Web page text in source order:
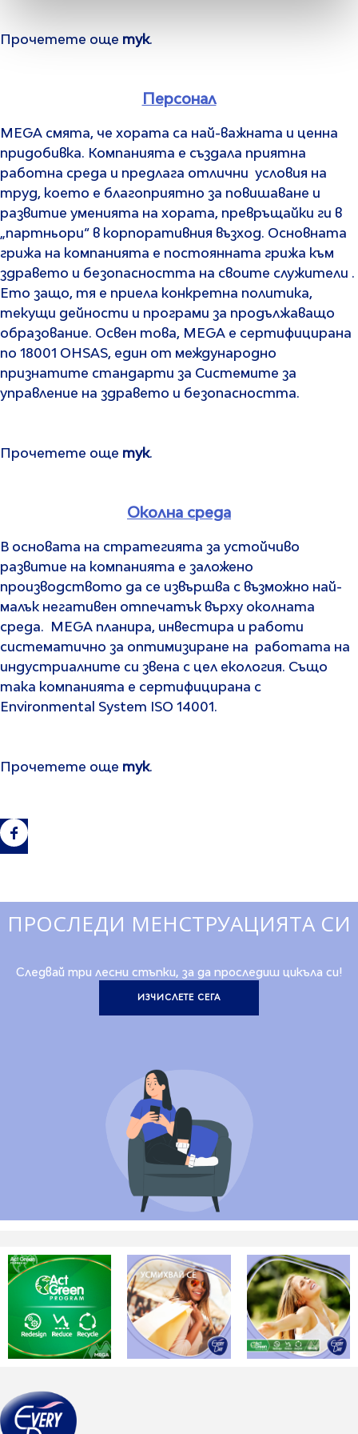
Прочетете още тук.
Персонал
MEGA смята, че хората са най-важната и ценна
придобивка. Компанията е създала приятна
работна среда и предлага отлични условия на
труд, което е благоприятно за повишаване и
развитие уменията на хората, превръщайки ги в
„партньори“ в корпоративния възход. Основната
грижа на компанията е постоянната грижа към
здравето и безопасността на своите служители .
Ето защо, тя е приела конкретна политика,
текущи дейности и програми за продължаващо
образование. Освен това, MEGA е сертифицирана
по 18001 OHSAS, един от международно
признатите стандарти за Системите за
управление на здравето и безопасността.
Прочетете още тук.
Околна среда
В основата на стратегията за устойчиво
развитие на компанията е заложено
производството да се извършва с възможно най-
малък негативен отпечатък върху околната
среда. MEGA планира, инвестира и работи
систематично за оптимизиране на работата на
индустриалните си звена с цел екология. Също
така компанията е сертифицирана с
Environmental System ISO 14001.
Прочетете още тук.
ПРОСЛЕДИ МЕНСТРУАЦИЯТА СИ
Следвай три лесни стъпки, за да проследиш цикъла си!
ИЗЧИСЛЕТЕ СЕГА